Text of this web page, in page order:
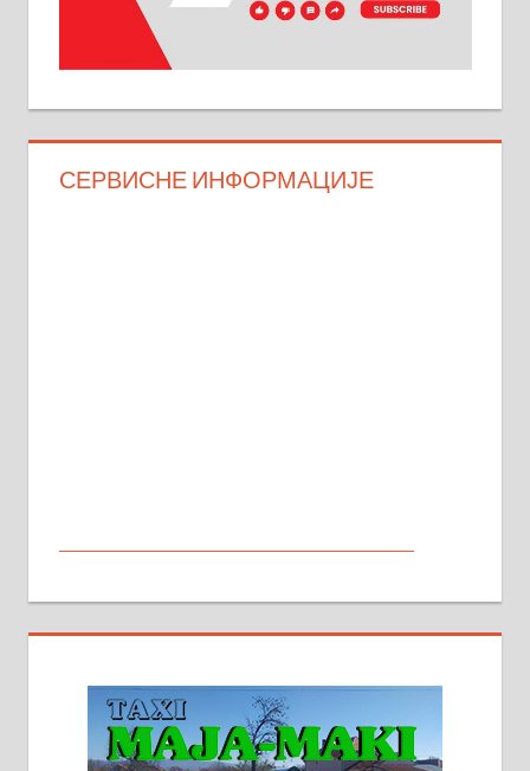
СЕРВИСНЕ ИНФОРМАЦИЈЕ
стамбене целине једна уз другу.
2х150м2, две гараже, централно
грејање на гас и дрва. Две
адресе. 063/71-74-023